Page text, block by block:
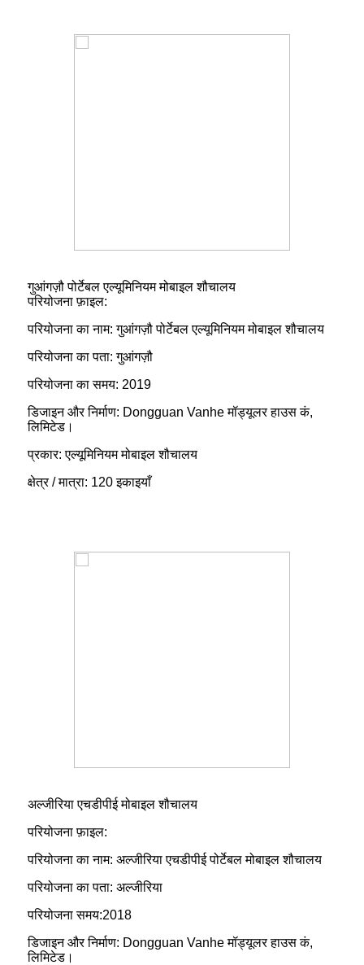
गुआंगज़ौ पोर्टेबल एल्यूमिनियम मोबाइल शौचालय
परियोजना फ़ाइल:
परियोजना का नाम: गुआंगज़ौ पोर्टेबल एल्यूमिनियम मोबाइल शौचालय
परियोजना का पता: गुआंगज़ौ
परियोजना का समय: 2019
डिजाइन और निर्माण: Dongguan Vanhe मॉड्यूलर हाउस कं,
लिमिटेड।
प्रकार: एल्यूमिनियम मोबाइल शौचालय
क्षेत्र / मात्रा: 120 इकाइयाँ
अल्जीरिया एचडीपीई मोबाइल शौचालय
परियोजना फ़ाइल:
परियोजना का नाम: अल्जीरिया एचडीपीई पोर्टेबल मोबाइल शौचालय
परियोजना का पता: अल्जीरिया
परियोजना समय:2018
डिजाइन और निर्माण: Dongguan Vanhe मॉड्यूलर हाउस कं,
लिमिटेड।